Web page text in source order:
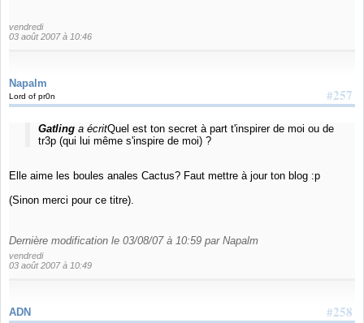
vendredi
03 août 2007 à 10:46
Napalm
#257
Lord of pr0n
Gatlinga écritQuel est ton secret à part t'inspirer de moi ou de
tr3p (qui lui même s'inspire de moi) ?
Elle aime les boules anales Cactus? Faut mettre à jour ton blog :p
(Sinon merci pour ce titre).
Dernière modification le 03/08/07 à 10:59 par Napalm
vendredi
03 août 2007 à 10:49
#258
ADN